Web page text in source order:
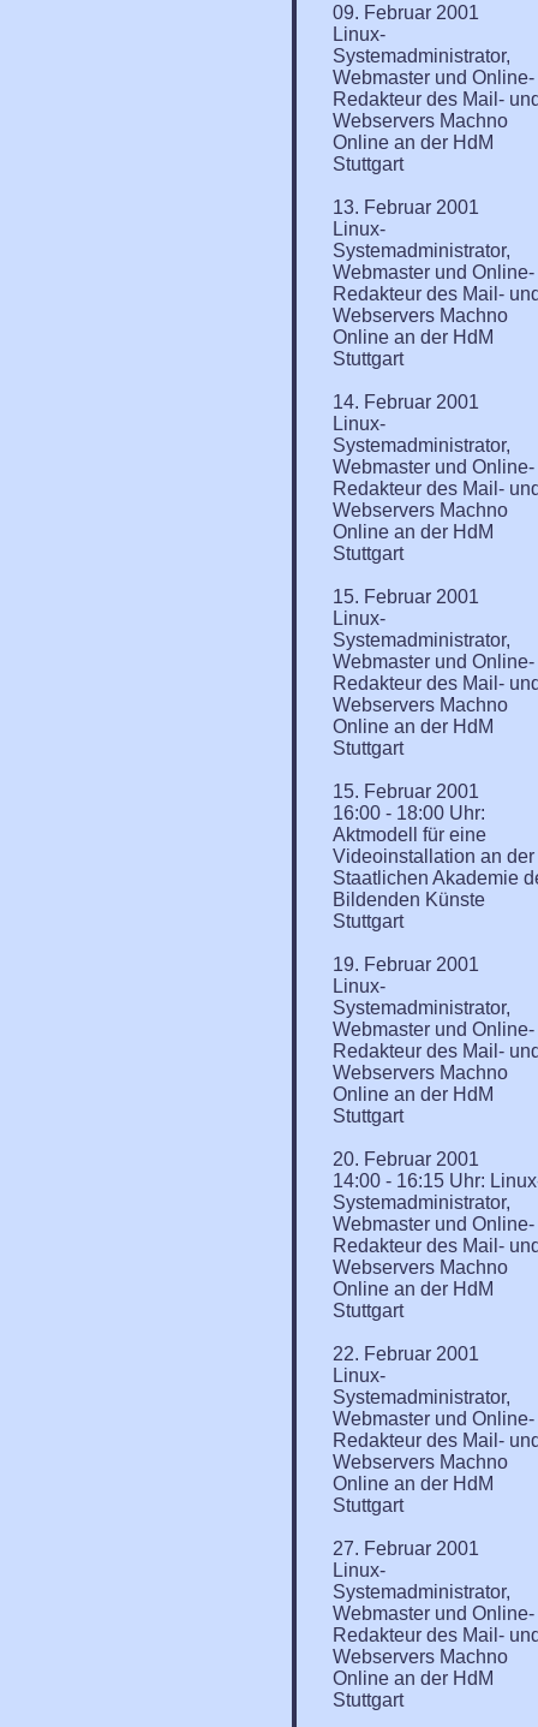
09. Februar 2001
Linux-
Systemadministrator,
Webmaster und Online-
Redakteur des Mail-
Webservers Machno
Online an der HdM
Stuttgart
13. Februar 2001
Linux-
Systemadministrator,
Webmaster und Online-
Redakteur des Mail-
Webservers Machno
Online an der HdM
Stuttgart
14. Februar 2001
Linux-
Systemadministrator,
Webmaster und Online-
Redakteur des Mail-
Webservers Machno
Online an der HdM
Stuttgart
15. Februar 2001
Linux-
Systemadministrator,
Webmaster und Online-
Redakteur des Mail-
Webservers Machno
Online an der HdM
Stuttgart
15. Februar 2001
16:00 - 18:00 Uhr:
Aktmodell für eine
Videoinstallation an der
Staatlichen Akademie
Bildenden Künste
Stuttgart
19. Februar 2001
Linux-
Systemadministrator,
Webmaster und Online-
Redakteur des Mail-
Webservers Machno
Online an der HdM
Stuttgart
20. Februar 2001
14:00 - 16:15 Uhr:
Systemadministrator,
Webmaster und Online-
Redakteur des Mail-
Webservers Machno
Online an der HdM
Stuttgart
22. Februar 2001
Linux-
Systemadministrator,
Webmaster und Online-
Redakteur des Mail-
Webservers Machno
Online an der HdM
Stuttgart
27. Februar 2001
Linux-
Systemadministrator,
Webmaster und Online-
Redakteur des Mail-
Webservers Machno
Online an der HdM
Stuttgart